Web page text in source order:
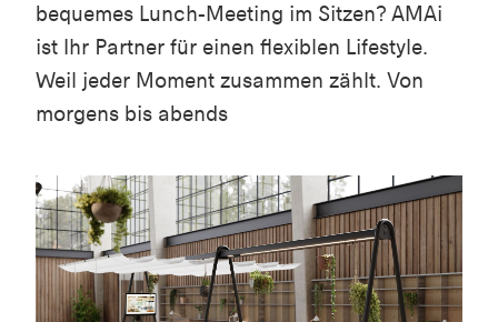
bequemes Lunch-Meeting im Sitzen? AMAi
ist Ihr Partner für einen flexiblen Lifestyle.
Weil jeder Moment zusammen zählt. Von
morgens bis abends